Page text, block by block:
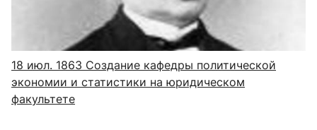
18 июл. 1863 Создание кафедры политической
экономии и статистики на юридическом
факультете